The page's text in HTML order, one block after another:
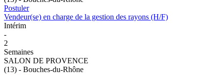
Postuler
Vendeur(se) en charge de la gestion des rayons (H/F)
Intérim
-
2
Semaines
SALON DE PROVENCE
(13) - Bouches-du-Rhône